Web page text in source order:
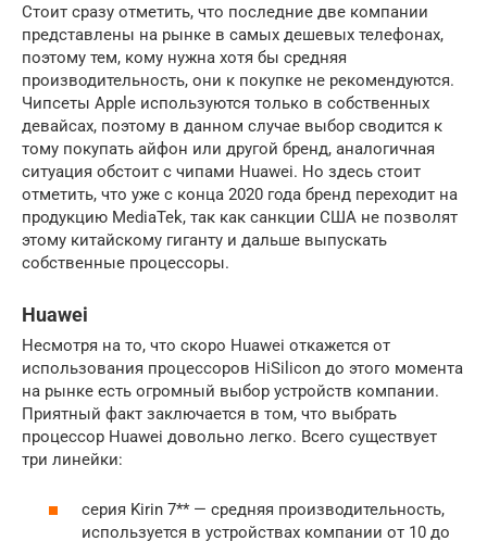
Стоит сразу отметить, что последние две компании
представлены на рынке в самых дешевых телефонах,
поэтому тем, кому нужна хотя бы средняя
производительность, они к покупке не рекомендуются.
Чипсеты Apple используются только в собственных
девайсах, поэтому в данном случае выбор сводится к
тому покупать айфон или другой бренд, аналогичная
ситуация обстоит с чипами Huawei. Но здесь стоит
отметить, что уже с конца 2020 года бренд переходит на
продукцию MediaTek, так как санкции США не позволят
этому китайскому гиганту и дальше выпускать
собственные процессоры.
Huawei
Несмотря на то, что скоро Huawei откажется от
использования процессоров HiSilicon до этого момента
на рынке есть огромный выбор устройств компании.
Приятный факт заключается в том, что выбрать
процессор Huawei довольно легко. Всего существует
три линейки:
серия Kirin 7** — средняя производительность,
используется в устройствах компании от 10 до